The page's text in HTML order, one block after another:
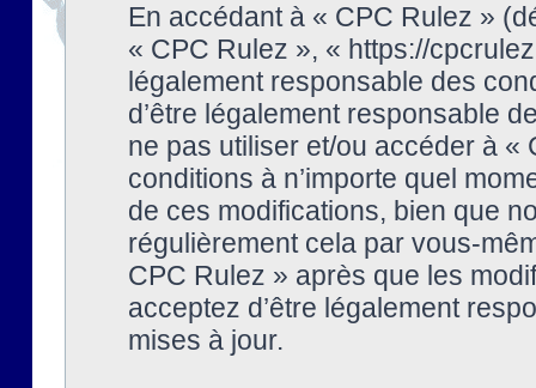
En accédant à « CPC Rulez »
« CPC Rulez », « https://
légalement responsable des
d’être légalement responsable
ne pas utiliser et/ou accéder à
conditions à n’importe quel
de ces modifications, bien que
régulièrement cela par vous-
CPC Rulez » après que les
acceptez d’être légalement
mises à jour.